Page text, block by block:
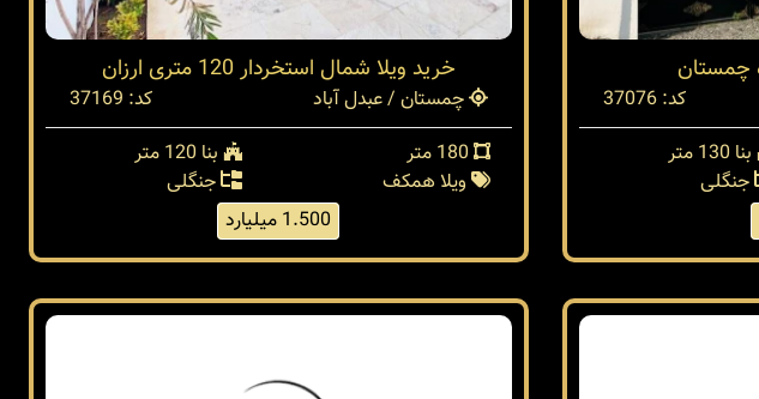
کد: 37076
بنا 130 متر
جنگلی
خرید ویلا شمال استخردار 120 متری ارزان
چمستان / عبدل آباد
کد: 37169
بنا 120 متر
ویلا همکف
جنگلی
1.500 میلیارد